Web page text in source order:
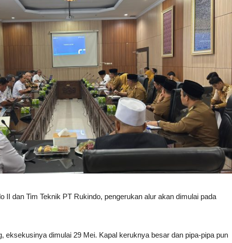
II dan Tim Teknik PT Rukindo, pengerukan alur akan dimulai pada
eksekusinya dimulai 29 Mei. Kapal keruknya besar dan pipa-pipa pun